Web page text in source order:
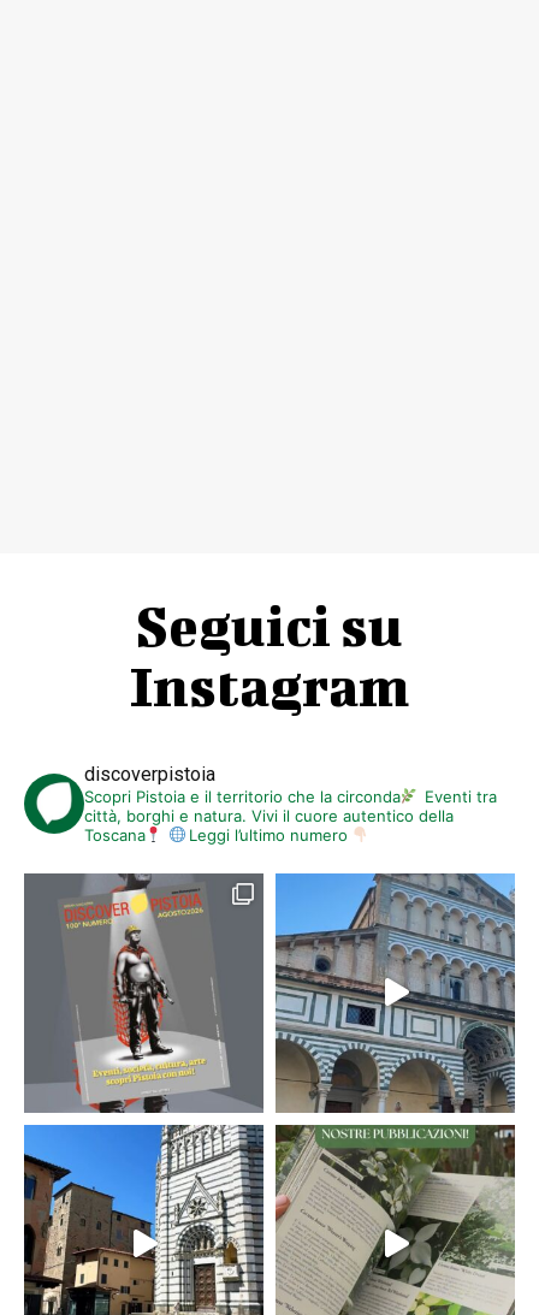
Seguici su
Instagram
discoverpistoia
Scopri Pistoia e il territorio che la circonda
Eventi tra
città, borghi e natura. Vivi il cuore autentico della
Toscana
Leggi l’ultimo numero